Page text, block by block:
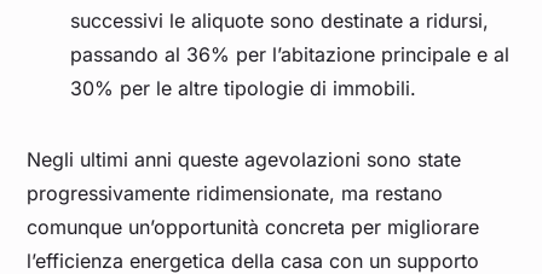
successivi le aliquote sono destinate a ridursi,
passando al 36% per l’abitazione principale e al
30% per le altre tipologie di immobili.
Negli ultimi anni queste agevolazioni sono state
progressivamente ridimensionate, ma restano
comunque un’opportunità concreta per migliorare
l’efficienza energetica della casa con un supporto